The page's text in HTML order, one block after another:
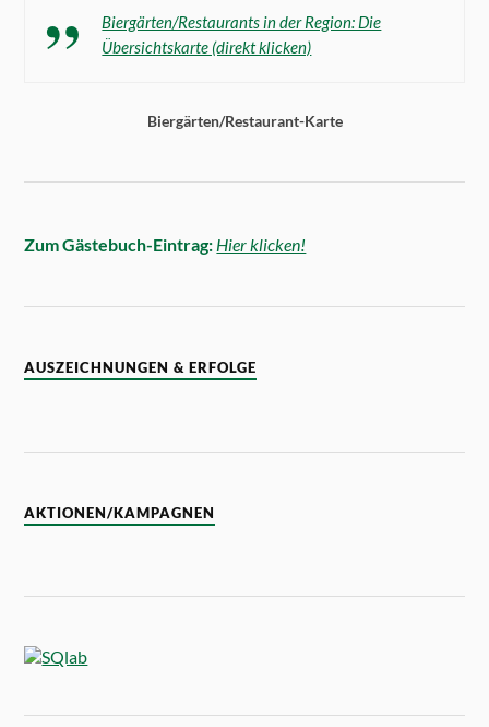
Biergärten/Restaurants in der Region: Die
Übersichtskarte (direkt klicken)
Biergärten/Restaurant-Karte
Zum Gästebuch-Eintrag: Hier klicken!
AUSZEICHNUNGEN & ERFOLGE
AKTIONEN/KAMPAGNEN